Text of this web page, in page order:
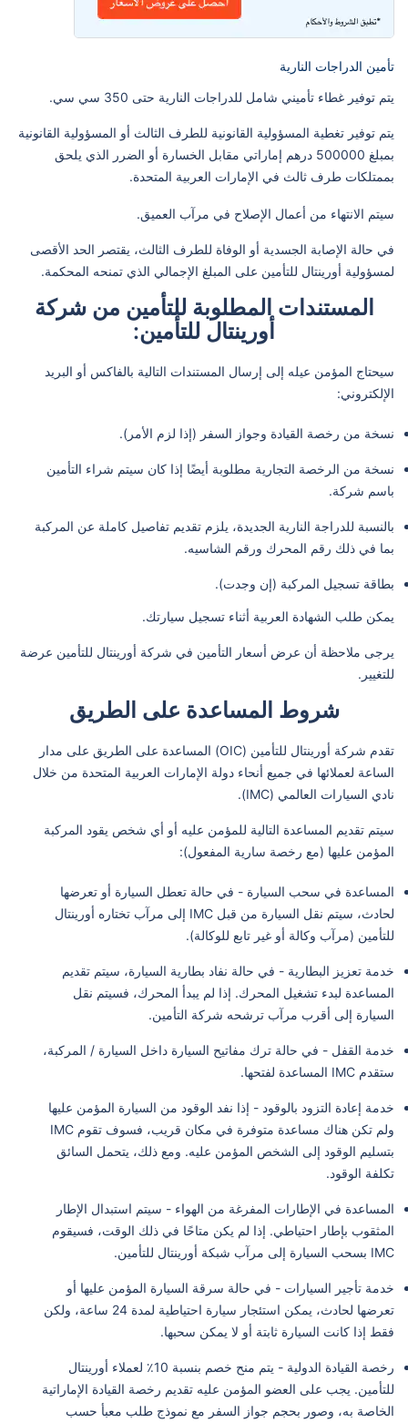
تأمين الدراجات النارية
يتم توفير غطاء تأميني شامل للدراجات النارية حتى 350 سي سي.
يتم توفير تغطية المسؤولية القانونية للطرف الثالث أو المسؤولية القانونية
بمبلغ 500000 درهم إماراتي مقابل الخسارة أو الضرر الذي يلحق
بممتلكات طرف ثالث في الإمارات العربية المتحدة.
سيتم الانتهاء من أعمال الإصلاح في مرآب العميق.
في حالة الإصابة الجسدية أو الوفاة للطرف الثالث، يقتصر الحد الأقصى
لمسؤولية أورينتال للتأمين على المبلغ الإجمالي الذي تمنحه المحكمة.
المستندات المطلوبة للتأمين من شركة
أورينتال للتأمين:
سيحتاج المؤمن عيله إلى إرسال المستندات التالية بالفاكس أو البريد
الإلكتروني:
نسخة من رخصة القيادة وجواز السفر (إذا لزم الأمر).
نسخة من الرخصة التجارية مطلوبة أيضًا إذا كان سيتم شراء التأمين
باسم شركة.
بالنسبة للدراجة النارية الجديدة، يلزم تقديم تفاصيل كاملة عن المركبة
بما في ذلك رقم المحرك ورقم الشاسيه.
بطاقة تسجيل المركبة (إن وجدت).
يمكن طلب الشهادة العربية أثناء تسجيل سيارتك.
يرجى ملاحظة أن عرض أسعار التأمين في شركة أورينتال للتأمين عرضة
للتغيير.
شروط المساعدة على الطريق
تقدم شركة أورينتال للتأمين (OIC) المساعدة على الطريق على مدار
الساعة لعملائها في جميع أنحاء دولة الإمارات العربية المتحدة من خلال
نادي السيارات العالمي (IMC).
سيتم تقديم المساعدة التالية للمؤمن عليه أو أي شخص يقود المركبة
المؤمن عليها (مع رخصة سارية المفعول):
المساعدة في سحب السيارة - في حالة تعطل السيارة أو تعرضها
لحادث، سيتم نقل السيارة من قبل IMC إلى مرآب تختاره أورينتال
للتأمين (مرآب وكالة أو غير تابع للوكالة).
خدمة تعزيز البطارية - في حالة نفاد بطارية السيارة، سيتم تقديم
المساعدة لبدء تشغيل المحرك. إذا لم يبدأ المحرك، فسيتم نقل
السيارة إلى أقرب مرآب ترشحه شركة التأمين.
خدمة القفل - في حالة ترك مفاتيح السيارة داخل السيارة / المركبة،
ستقدم IMC المساعدة لفتحها.
خدمة إعادة التزود بالوقود - إذا نفد الوقود من السيارة المؤمن عليها
ولم تكن هناك مساعدة متوفرة في مكان قريب، فسوف تقوم IMC
بتسليم الوقود إلى الشخص المؤمن عليه. ومع ذلك، يتحمل السائق
تكلفة الوقود.
المساعدة في الإطارات المفرغة من الهواء - سيتم استبدال الإطار
المثقوب بإطار احتياطي. إذا لم يكن متاحًا في ذلك الوقت، فسيقوم
IMC بسحب السيارة إلى مرآب شبكة أورينتال للتأمين.
خدمة تأجير السيارات - في حالة سرقة السيارة المؤمن عليها أو
تعرضها لحادث، يمكن استئجار سيارة احتياطية لمدة 24 ساعة، ولكن
فقط إذا كانت السيارة ثابتة أو لا يمكن سحبها.
رخصة القيادة الدولية - يتم منح خصم بنسبة 10٪ لعملاء أورينتال
للتأمين. يجب على العضو المؤمن عليه تقديم رخصة القيادة الإماراتية
الخاصة به، وصور بحجم جواز السفر مع نموذج طلب معبأ حسب